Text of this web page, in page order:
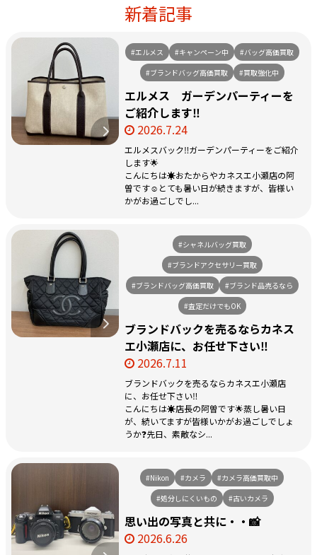
新着記事
#エルメス #キャンペーン中
#バッグ高価買取
#ブランドバッグ高価買取
#買取強化中
エルメス ガーデンパーティーを
ご紹介します‼️
2026.7.24
エルメスバック‼️ガーデンパーティーをご紹介
します🌟
こんにちは☀️おたからやカネスエ小瀬店の阿
曽です☺️とても暑い日が続きますが、皆様い
かがお過ごしでし...
#シャネルバッグ買取
#ブランドアクセサリー買取
#ブランドバッグ高価買取
#ブランド品売るなら
#査定だけでもOK
ブランドバックを売るならカネス
エ小瀬店に、お任せ下さい‼️
2026.7.11
ブランドバックを売るならカネスエ小瀬店
に、お任せ下さい‼️
こんにちは☀️店長の阿曽です🌟蒸し暑い日
が、続いてますが皆様いかがお過ごしでしょ
うか❓先日、素敵なシ...
#Nikon #カメラ
#カメラ高価買取中
#処分しにくいもの
#古いカメラ
思い出の写真と共に・・📸
2026.6.26